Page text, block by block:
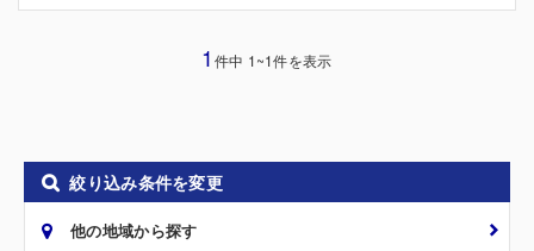
1 件中 1~1件を表示
絞り込み条件を変更
他の地域から探す